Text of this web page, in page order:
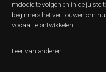
melodie te volgen en in de juiste
beginners het vertrouwen om
vocaal te ontwikkelen.
Leer van anderen: